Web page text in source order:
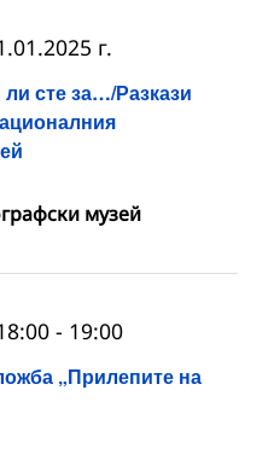
сте за…/Разкази
г.
музей
„Прилепите на
- 19:00